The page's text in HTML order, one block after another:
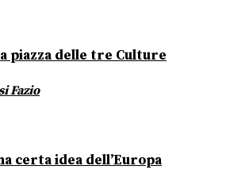
piazza delle tre Culture
Fazio
certa idea dell’Europa